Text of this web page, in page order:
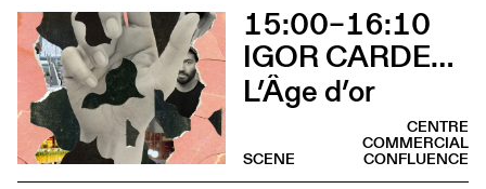
15:00–16:10
IGOR CARDELLINI & TOMAS GONZALEZ
L’Âge d’or
CENTRE
COMMERCIAL
CONFLUENCE
SCENE